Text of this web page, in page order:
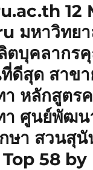
12
มหาวิทย
ตบุคลากร
ดีสุด สาข
หลักสูตร
า ศูนย์พัฒน
ษา สวนสุ
58 by